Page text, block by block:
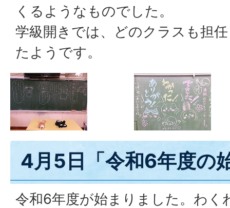
くるようなものでした。
学級開きでは、どのクラスも担
たようです。
4月5日「令和6年度の
令和6年度が始まりました。わく